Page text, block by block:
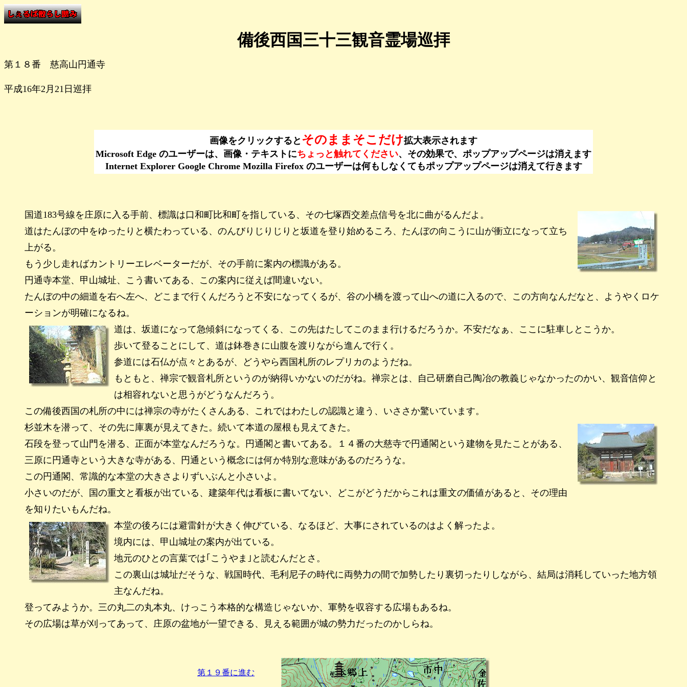
備後西国三十三観音霊場巡拝
第１８番 慈高山円通寺
平成16年2月21日巡拝
画像をクリックすると そのままそこだけ拡大表示されます
Microsoft Edge のユーザーは、画像・テキストにちょっと触れてください、その効果で、ポップアップページは消えます
Internet Explorer Google Chrome Mozilla Firefox のユーザーは何もしなくてもポップアップページは消えて行きます
国道183号線を庄原に入る手前、標識は口和町比和町を指している、その七塚西交差点信号を北に曲がるんだよ。
道はたんぼの中をゆったりと横たわっている、のんびりじりじりと坂道を登り始めるころ、たんぼの向こうに山が衝立になって立ち
上がる。
もう少し走ればカントリーエレベーターだが、その手前に案内の標識がある。
円通寺本堂、甲山城址、こう書いてある、この案内に従えば間違いない。
たんぼの中の細道を右へ左へ、どこまで行くんだろうと不安になってくるが、谷の小橋を渡って山への道に入るので、この方向なんだなと、ようやくロケ
ーションが明確になるね。
道は、坂道になって急傾斜になってくる、この先はたしてこのまま行けるだろうか。不安だなぁ、ここに駐車しとこうか。
歩いて登ることにして、道は鉢巻きに山腹を渡りながら進んで行く。
参道には石仏が点々とあるが、どうやら西国札所のレプリカのようだね。
もともと、禅宗で観音札所というのが納得いかないのだがね。禅宗とは、自己研磨自己陶冶の教義じゃなかったのかい、観音信仰と
は相容れないと思うがどうなんだろう。
この備後西国の札所の中には禅宗の寺がたくさんある、これではわたしの認識と違う、いささか驚いています。
杉並木を潜って、その先に庫裏が見えてきた。続いて本道の屋根も見えてきた。
石段を登って山門を潜る、正面が本堂なんだろうな。円通閣と書いてある。１４番の大慈寺で円通閣という建物を見たことがある、
三原に円通寺という大きな寺がある、円通という概念には何か特別な意味があるのだろうな。
この円通閣、常識的な本堂の大きさよりずいぶんと小さいよ。
小さいのだが、国の重文と看板が出ている、建築年代は看板に書いてない、どこがどうだからこれは重文の価値があると、その理由
を知りたいもんだね。
本堂の後ろには避雷針が大きく伸びている、なるほど、大事にされているのはよく解ったよ。
境内には、甲山城址の案内が出ている。
地元のひとの言葉では｢こうやま｣と読むんだとさ。
この裏山は城址だそうな、戦国時代、毛利尼子の時代に両勢力の間で加勢したり裏切ったりしながら、結局は消耗していった地方領
主なんだね。
登ってみようか。三の丸二の丸本丸、けっこう本格的な構造じゃないか、軍勢を収容する広場もあるね。
その広場は草が刈ってあって、庄原の盆地が一望できる、見える範囲が城の勢力だったのかしらね。
第１９番に進む